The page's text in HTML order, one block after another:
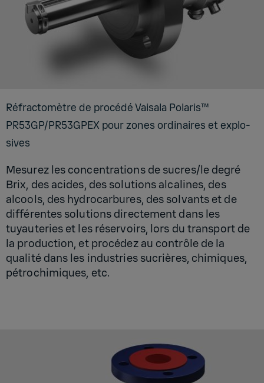
Réfrac­to­mètre de pro­cédé Vai­sala Pola­ris™
PR53GP/PR53G­PEX pour zones ordi­naires et explo­
sives
Mesurez les concentrations de sucres/le degré
Brix, des acides, des solutions alcalines, des
alcools, des hydrocarbures, des solvants et de
différentes solutions directement dans les
tuyauteries et les réservoirs, lors du transport de
la production, et procédez au contrôle de la
qualité dans les industries sucrières, chimiques,
pétrochimiques, etc.